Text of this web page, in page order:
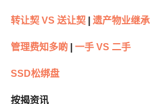
转让契 VS 送让契| 遗产物业继承
管理费知多啲| 一手 VS 二手
SSD松绑盘
按揭资讯